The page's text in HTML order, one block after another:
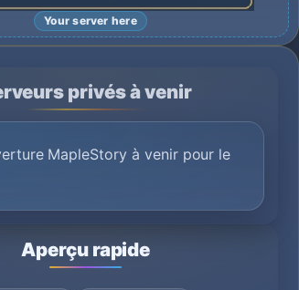
Your server here
privés à venir
MapleStory à venir pour le
Aperçu rapide